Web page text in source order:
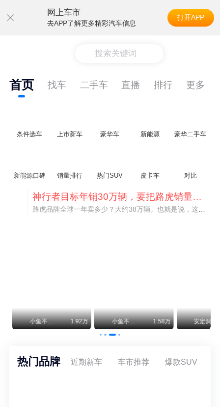
网上车市
去APP了解更多精彩汽车信息
打开APP
搜索关键词
首页 找车 二手车 直播 排行 更多
条件选车 上市新车 豪华车 新能源 豪华二手车
新能源口碑 销量排行 热门SUV 皮卡车 对比
神行者目标年销30万辆，要把路虎销量翻倍
小鱼不刹车 1.92万 小鱼不刹车 1.58万 安定洞察
热门品牌 近期新车 车市推荐 爆款SUV